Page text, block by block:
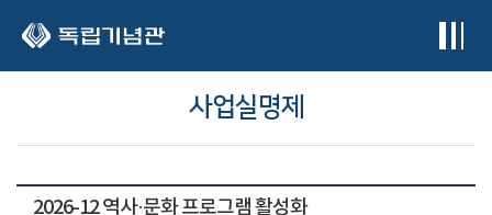
사업실명제
2026-12 역사·문화 프로그램 활성화